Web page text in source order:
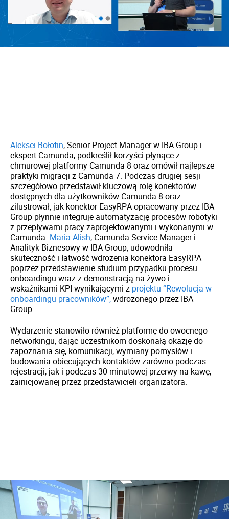
Aleksei Bołotin, Senior Project Manager w IBA Group i
ekspert Camunda, podkreślił korzyści płynące z
chmurowej platformy Camunda 8 oraz omówił najlepsze
praktyki migracji z Camunda 7. Podczas drugiej sesji
szczegółowo przedstawił kluczową rolę konektorów
dostępnych dla użytkowników Camunda 8 oraz
zilustrował, jak konektor EasyRPA opracowany przez IBA
Group płynnie integruje automatyzację procesów robotyki
z przepływami pracy zaprojektowanymi i wykonanymi w
Camunda. Maria Alish, Camunda Service Manager i
Analityk Biznesowy w IBA Group, udowodniła
skuteczność i łatwość wdrożenia konektora EasyRPA
poprzez przedstawienie studium przypadku procesu
onboardingu wraz z demonstracją na żywo i
wskaźnikami KPI wynikającymi z projektu “Rewolucja w
onboardingu pracowników”,wdrożonego przez IBA
Group.
Wydarzenie stanowiło również platformę do owocnego
networkingu, dając uczestnikom doskonałą okazję do
zapoznania się, komunikacji, wymiany pomysłów i
budowania obiecujących kontaktów zarówno podczas
rejestracji, jak i podczas 30-minutowej przerwy na kawę,
zainicjowanej przez przedstawicieli organizatora.